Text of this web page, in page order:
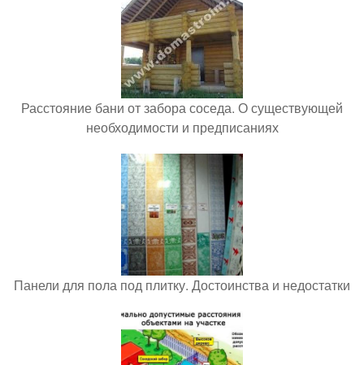
Расстояние бани от забора соседа. О существующей
необходимости и предписаниях
Панели для пола под плитку. Достоинства и недостатки